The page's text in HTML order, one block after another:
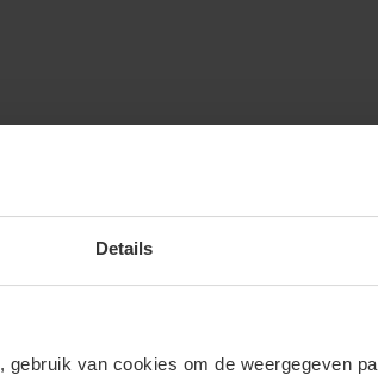
Details
, gebruik van cookies om de weergegeven